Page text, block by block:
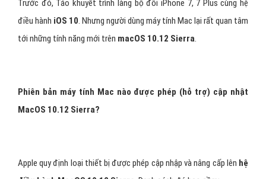
Trước đó, Táo khuyết trình làng bộ đôi iPhone 7, 7 Plus cùng hệ
điều hành iOS 10. Nhưng người dùng máy tính Mac lại rất quan tâm
tới những tính năng mới trên macOS 10.12 Sierra.
Phiên bản máy tính Mac nào được phép (hỗ trợ) cập nhật
MacOS 10.12 Sierra?
Apple quy định loại thiết bị được phép cập nhập và nâng cấp lên hệ